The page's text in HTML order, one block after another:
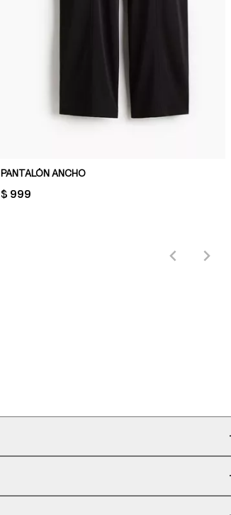
PANTALÓN ANCHO
PRICE:
$ 999